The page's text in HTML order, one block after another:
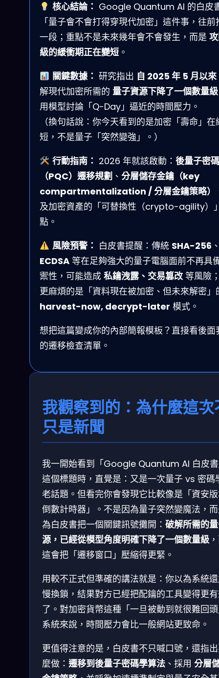
核心結論： Google Quantum AI 的白皮
「量子會不會打得穿現代加密」這件事，往前
一段；重點不是未來幾年會不會發生，而是
級的緩衝期正在變短 。
關鍵數據： 研究指出 自 2025 年 5 月以來
解現代加密所需的 量子資源下降了一個數量級
用模型討論「Q-Day」逼近的時間壓力。
（換句話說：你今天看到的是加密「壽命」在
短，不是量子「突然變強」。）
行動指南： 2026 年就該啟動： 後量子密
（PQC）遷移規劃 、 分層儲存金鑰（key
compartmentalization / 分層金鑰策略）
及加密資產的「可替換性（crypto-agility）
點。
風險預警： 白皮書提醒：傳統 SHA-256
ECDSA 等在足夠強大的量子電腦面前不再具
禦性，可能造成 私鑰洩露、交易篡改 等風險
更麻煩的是「資料現在被加密、但未來解密」
harvest-now, decrypt-later 模式。
想把這篇變成你的內部簡報模板？直接看後面
的遷移檢查清單。
我觀察到的：為什麼這次
只是新聞
我一開始看到「Google Quantum AI 白皮
這個標題時，直覺是：又是一次量子 vs 密碼
老話題。但看完你會發現它比較像是「資安
倒數計時器」。不是因為量子突然變魔法，
為白皮書把一個關鍵訊號攤開： 破解所需的
源，已經從模型角度明確下降了一個數量級
這會把「遷移窗口」壓縮得更緊。
用較不正式但準確的講法就是：你以為系統
慢換鎖，結果對方已經把配鑰的工具變得更
了。對加密貨幣這種「一旦被動到就很難回
系統來說，時間壓力會比一般網站更致命。
更值得注意的是，白皮書不只喊口號，還指
麼做： 遷移到後量子密碼學算法 、採用 分層